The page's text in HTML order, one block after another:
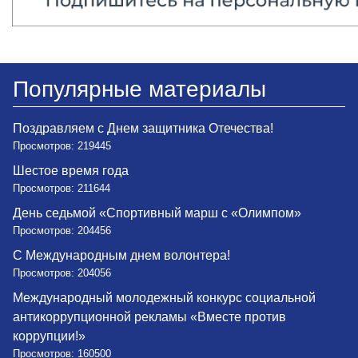
Популярные материалы
Поздравляем с Днем защитника Отечества!
Просмотров: 219445
Шестое время года
Просмотров: 211644
День седьмой «Спортивный марш с «Олимпом»
Просмотров: 204456
С Международным днем волонтера!
Просмотров: 204056
Международный молодежный конкурс социальной
антикоррупционной рекламы «Вместе против
коррупции!»
Просмотров: 160500